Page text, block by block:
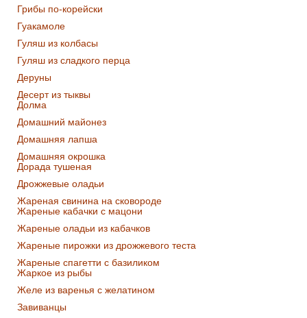
Грибы по-корейски
Гуакамоле
Гуляш из колбасы
Гуляш из сладкого перца
Деруны
Десерт из тыквы
Долма
Домашний майонез
Домашняя лапша
Домашняя окрошка
Дорада тушеная
Дрожжевые оладьи
Жареная свинина на сковороде
Жареные кабачки с мацони
Жареные оладьи из кабачков
Жареные пирожки из дрожжевого теста
Жареные спагетти с базиликом
Жаркое из рыбы
Желе из варенья с желатином
Завиванцы